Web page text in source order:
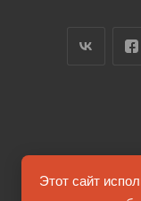
Этот сайт